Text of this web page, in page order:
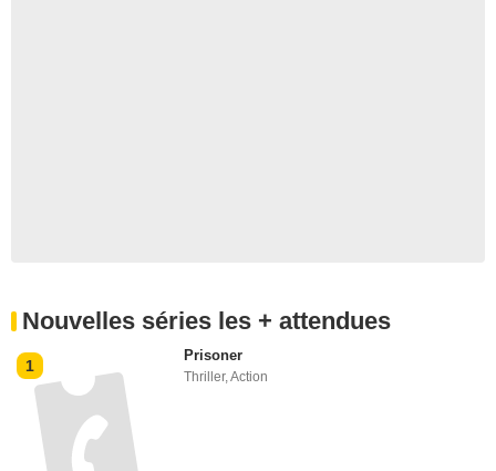
Nouvelles séries les + attendues
1
Prisoner
Thriller,Action